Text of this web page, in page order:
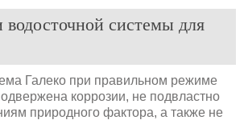
водосточной системы для
Галеко при правильном режиме
коррозии, не подвластно
природного фактора, а также не